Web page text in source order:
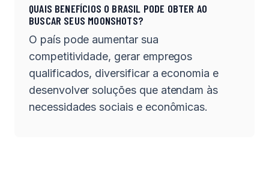
QUAIS BENEFÍCIOS O BRASIL PODE OBTER AO
BUSCAR SEUS MOONSHOTS?
O país pode aumentar sua
competitividade, gerar empregos
qualificados, diversificar a economia e
desenvolver soluções que atendam às
necessidades sociais e econômicas.